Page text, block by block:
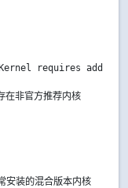
现"Kernel requires
在非官方推荐内核
安装的混合版本内核